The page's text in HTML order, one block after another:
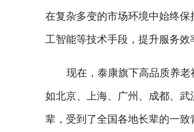
在复杂多变的市场环境中始终
工智能等技术手段，提升服务效
现在，泰康旗下高品质养老
如北京、上海、广州、成都、
辈，受到了全国各地长辈的一